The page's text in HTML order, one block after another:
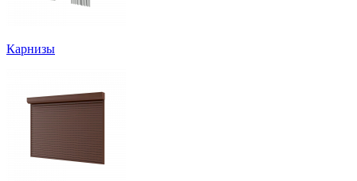
Карнизы